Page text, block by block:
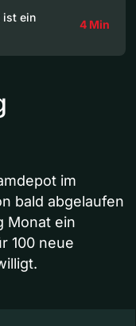
ist ein
4 Min
im
bald abgelaufen
Monat ein
100 neue